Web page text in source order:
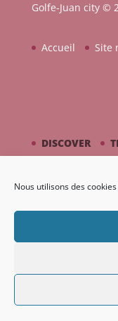
Nous utilisons des
Golfe-Juan city ©
Accueil Site
DISCOVER
AGENDA